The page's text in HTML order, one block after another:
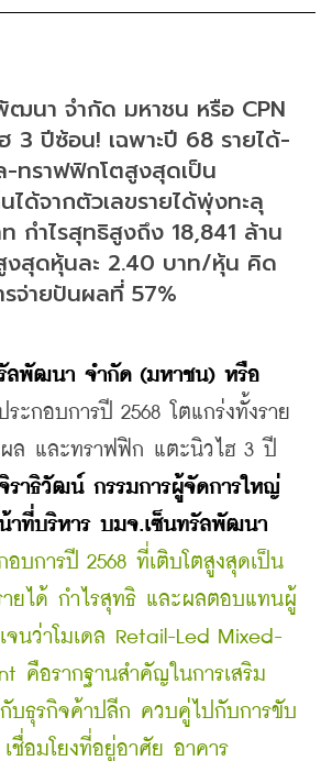
ฒนา จำกัด มหาชน หรือ CPN
3 ปีซ้อน! เฉพาะปี 68 รายได้-
-ทราฟฟิกโตสูงสุดเป็น
ได้จากตัวเลขรายได้พุ่งทะลุ
กำไรสุทธิสูงถึง 18,841 ล้าน
งสุดหุ้นละ 2.40 บาท/หุ้น คิด
รจ่ายปันผลที่ 57%
ฒนา จำกัด (มหาชน) หรือ
ะกอบการปี 2568 โตแกร่งทั้งราย
ล และทราฟฟิก แตะนิวไฮ 3 ปี
ราธิวัฒน์ กรรมการผู้จัดการใหญ่
อบการปี 2568 ที่เติบโตสูงสุดเป็น
ยได้ กำไรสุทธิ และผลตอบแทนผู้
นว่าโมเดล Retail-Led Mixed-
คือรากฐานสำคัญในการเสริม
กับธุรกิจค้าปลีก ควบคู่ไปกับการขับ
ชื่อมโยงที่อยู่อาศัย อาคาร